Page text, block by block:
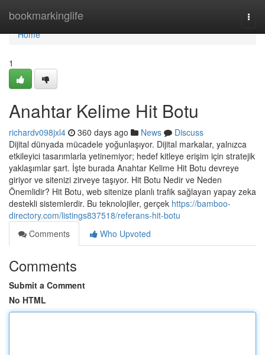
bookmarkinglife
Home
Home
1
Anahtar Kelime Hit Botu
richardv098jxl4 360 days ago News
Discuss
Dijital dünyada mücadele yoğunlaşıyor. Dijital markalar, yalnızca
etkileyici tasarımlarla yetinemiyor; hedef kitleye erişim için stratejik
yaklaşımlar şart. İşte burada Anahtar Kelime Hit Botu devreye
giriyor ve sitenizi zirveye taşıyor. Hit Botu Nedir ve Neden
Önemlidir? Hit Botu, web sitenize planlı trafik sağlayan yapay zeka
destekli sistemlerdir. Bu teknolojiler, gerçek https://bamboo-
directory.com/listings837518/referans-hit-botu
Comments
Who Upvoted
Comments
Submit a Comment
No HTML